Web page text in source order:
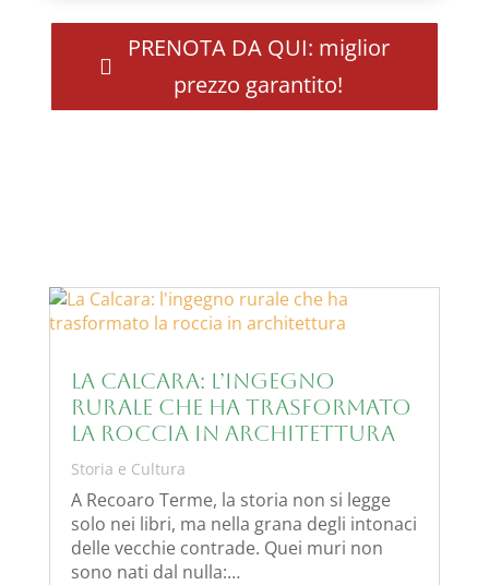
PRENOTA DA QUI: miglior
prezzo garantito!
La Calcara: l’ingegno
rurale che ha trasformato
la roccia in architettura
Storia e Cultura
A Recoaro Terme, la storia non si legge
solo nei libri, ma nella grana degli intonaci
delle vecchie contrade. Quei muri non
sono nati dal nulla:…